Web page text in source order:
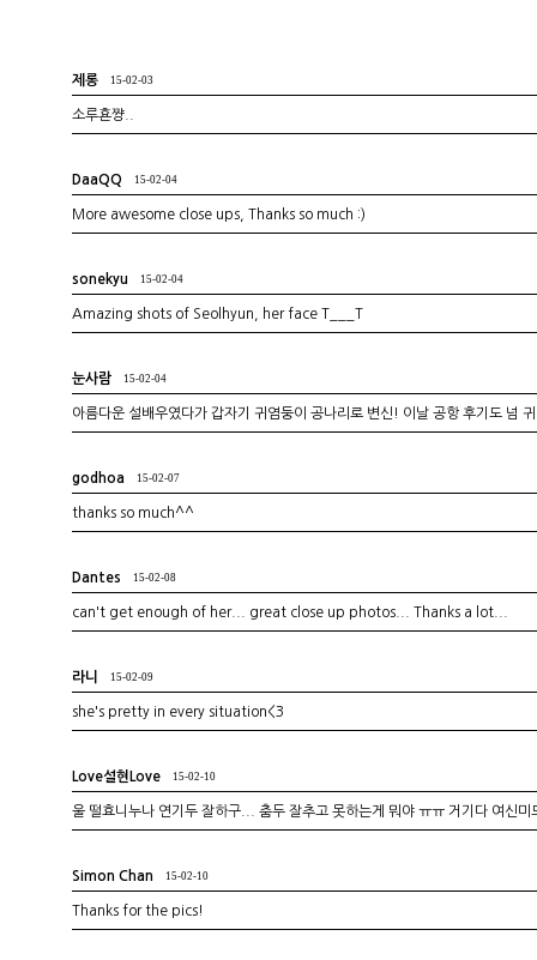
제롱 15-02-03
소루횬쨩..
DaaQQ 15-02-04
More awesome close ups, Thanks so much :)
sonekyu 15-02-04
Amazing shots of Seolhyun, her face T___T
눈사람 15-02-04
아름다운 설배우였다가 갑자기 귀염둥이 공나리로 변신! 이날 공항 후기도 넘
godhoa 15-02-07
thanks so much^^
Dantes 15-02-08
can't get enough of her... great close up photos... Thanks a lot...
라니 15-02-09
she's pretty in every situation<3
Love설현Love 15-02-10
울 떨효니누나 연기두 잘하구... 춤두 잘추고 못하는게 뭐야 ㅠㅠ 거기다 여신미
Simon Chan 15-02-10
Thanks for the pics!